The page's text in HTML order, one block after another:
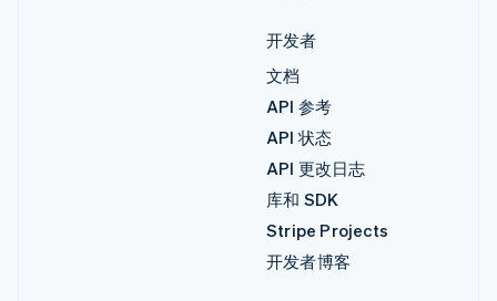
开发者
文档
API 参考
API 状态
API 更改日志
库和 SDK
Stripe Projects
开发者博客